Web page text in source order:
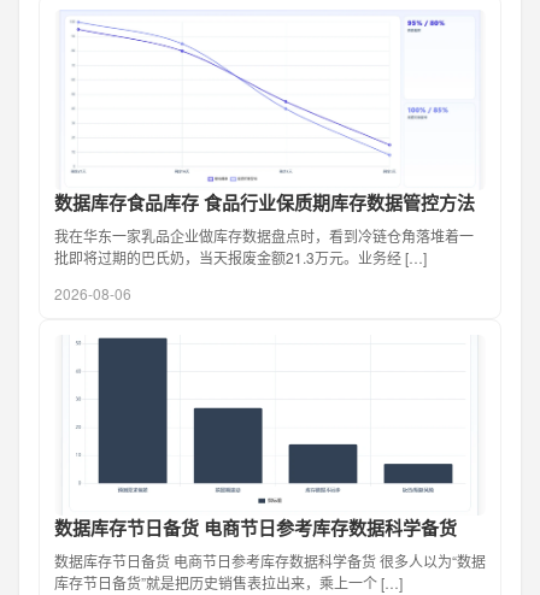
数据库存食品库存 食品行业保质期库存数据管控方法
我在华东一家乳品企业做库存数据盘点时，看到冷链仓角落堆着一
批即将过期的巴氏奶，当天报废金额21.3万元。业务经 […]
2026-08-06
数据库存节日备货 电商节日参考库存数据科学备货
数据库存节日备货 电商节日参考库存数据科学备货 很多人以为“数据
库存节日备货”就是把历史销售表拉出来，乘上一个 […]